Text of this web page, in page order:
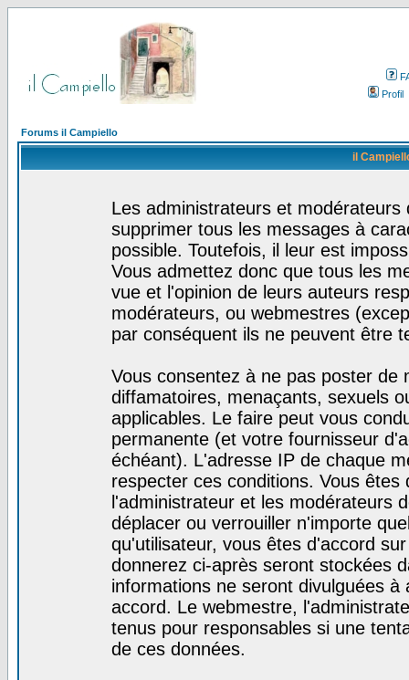
Profil
Forums il Campiello
il
Les administrateurs et
supprimer tous les messages à
possible. Toutefois, il leur est
Vous admettez donc que tous les
vue et l'opinion de leurs auteurs
modérateurs, ou webmestres
par conséquent ils ne peuvent être
Vous consentez à ne pas poster de
diffamatoires, menaçants, sexuels
applicables. Le faire peut vous
permanente (et votre fournisseur
échéant). L'adresse IP de chaque
respecter ces conditions. Vous
l'administrateur et les modérateurs
déplacer ou verrouiller n'importe
qu'utilisateur, vous êtes d'accord
donnerez ci-après seront stockées
informations ne seront divulguées
accord. Le webmestre,
tenus pour responsables si une
de ces données.